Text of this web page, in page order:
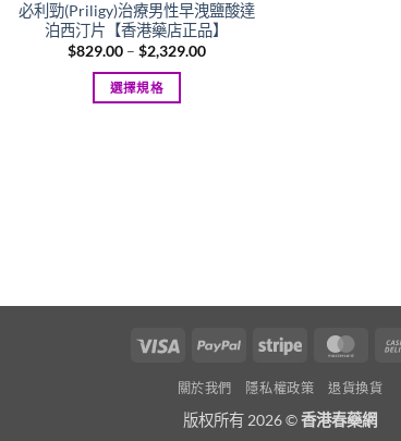
必利勁(Priligy)治療男性早洩鹽酸達
泊西汀片【香港藥店正品】
$829.00 – $2,329.00Price
選擇規格
chosen
product
Visa PayPal Stripe
關於我們 隱私權政策 退貨換貨
版权所有 2026 ©香港春藥網